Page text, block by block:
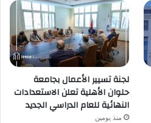
لجنة تسيير الأعمال بجامعة
حلوان الأهلية تعلن الاستعدادات
النهائية للعام الدراسي الجديد
منذ يومين